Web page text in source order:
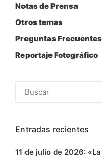
Notas de Prensa
Otros temas
Preguntas Frecuentes
Reportaje Fotográfico
Entradas recientes
11 de julio de 2026: